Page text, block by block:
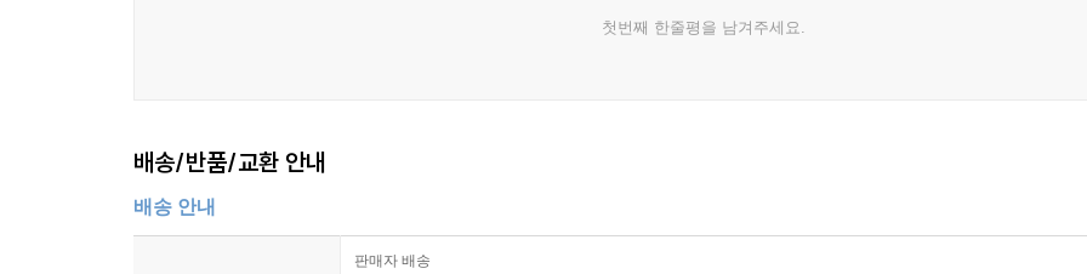
첫번째 한줄평을 남겨주세요.
배송/반품/교환 안내
배송 안내
판매자 배송